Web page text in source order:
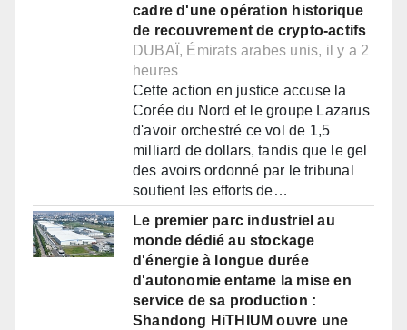
cadre d'une opération historique
de recouvrement de crypto-actifs
DUBAÏ, Émirats arabes unis, il y a 2
heures
Cette action en justice accuse la
Corée du Nord et le groupe Lazarus
d'avoir orchestré ce vol de 1,5
milliard de dollars, tandis que le gel
des avoirs ordonné par le tribunal
soutient les efforts de…
Le premier parc industriel au
monde dédié au stockage
d'énergie à longue durée
d'autonomie entame la mise en
service de sa production :
Shandong HiTHIUM ouvre une